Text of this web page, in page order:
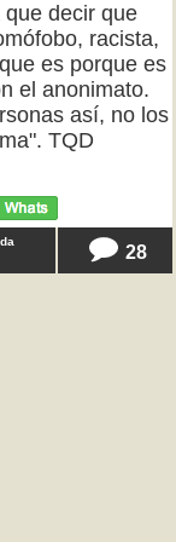
decir que
racista,
es porque es
el anonimato.
así, no los
TQD
28